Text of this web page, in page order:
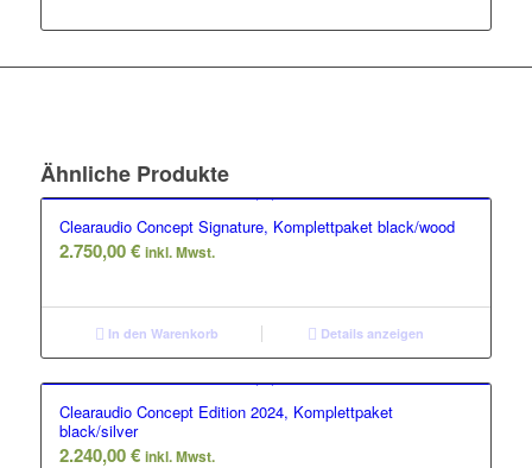
Ähnliche Produkte
Clearaudio Concept Signature, Komplettpaket black/wood
2.750,00€ inkl. Mwst.
In den Warenkorb Details anzeigen
Clearaudio Concept Edition 2024, Komplettpaket
black/silver
2.240,00€ inkl. Mwst.